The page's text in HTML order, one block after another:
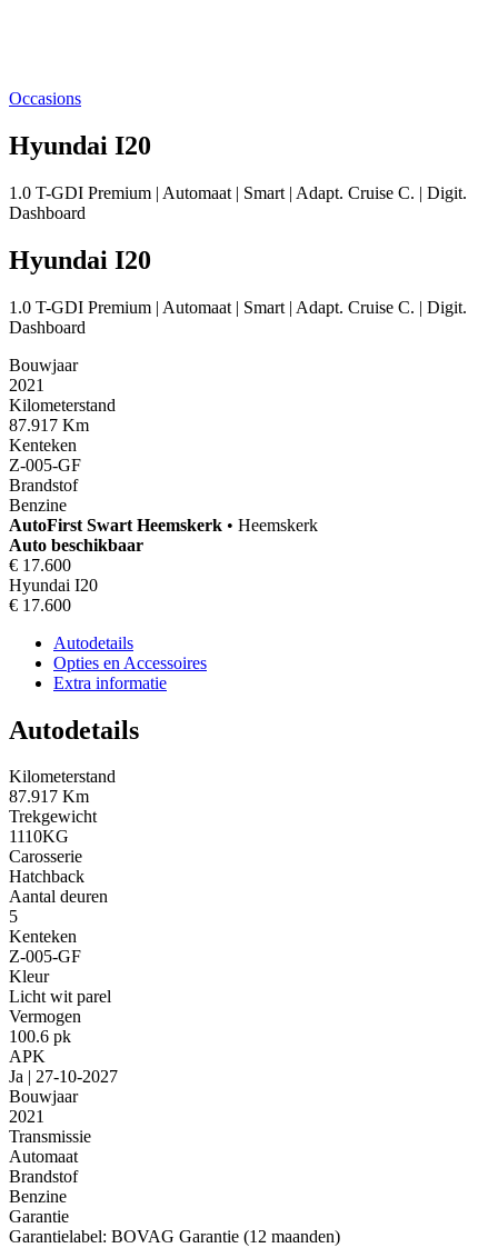
Occasions
Hyundai I20
1.0 T-GDI Premium | Automaat | Smart | Adapt. Cruise C. | Digit.
Dashboard
Hyundai I20
1.0 T-GDI Premium | Automaat | Smart | Adapt. Cruise C. | Digit.
Dashboard
Bouwjaar
2021
Kilometerstand
87.917 Km
Kenteken
Z-005-GF
Brandstof
Benzine
AutoFirst Swart Heemskerk • Heemskerk
Auto beschikbaar
€ 17.600
Hyundai I20
€ 17.600
Autodetails
Opties en Accessoires
Extra informatie
Autodetails
Kilometerstand
87.917 Km
Trekgewicht
1110KG
Carosserie
Hatchback
Aantal deuren
5
Kenteken
Z-005-GF
Kleur
Licht wit parel
Vermogen
100.6 pk
APK
Ja | 27-10-2027
Bouwjaar
2021
Transmissie
Automaat
Brandstof
Benzine
Garantie
Garantielabel: BOVAG Garantie (12 maanden)